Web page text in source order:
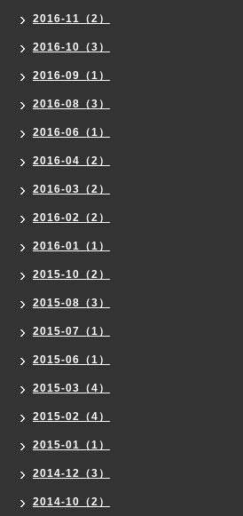
2016-11（2）
2016-10（3）
2016-09（1）
2016-08（3）
2016-06（1）
2016-04（2）
2016-03（2）
2016-02（2）
2016-01（1）
2015-10（2）
2015-08（3）
2015-07（1）
2015-06（1）
2015-03（4）
2015-02（4）
2015-01（1）
2014-12（3）
2014-10（2）